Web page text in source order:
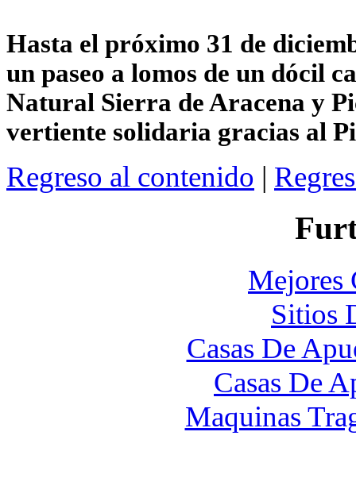
Hasta el próximo 31 de
un paseo a lomos de un dócil
Natural Sierra de Aracena y
vertiente solidaria gracias al
Regreso al contenido |
Mejores
Sitios
Casas De
Casas De
Maquinas